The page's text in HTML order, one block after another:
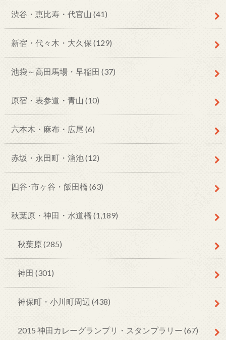
渋谷・恵比寿・代官山 (41)
新宿・代々木・大久保 (129)
池袋～高田馬場・早稲田 (37)
原宿・表参道・青山 (10)
六本木・麻布・広尾 (6)
赤坂・永田町・溜池(12)
四谷･市ヶ谷・飯田橋 (63)
秋葉原・神田・水道橋 (1,189)
秋葉原 (285)
神田 (301)
神保町・小川町周辺 (438)
2015 神田カレーグランプリ・スタンプラリー (67)